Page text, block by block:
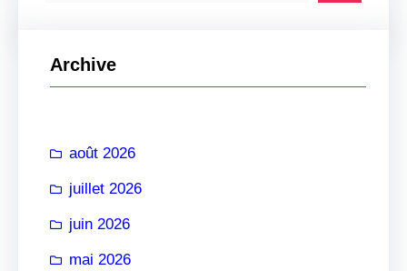
h
e
Archive
août 2026
juillet 2026
juin 2026
mai 2026